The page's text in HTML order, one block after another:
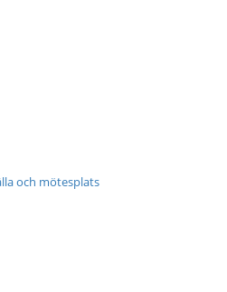
och mötesplats